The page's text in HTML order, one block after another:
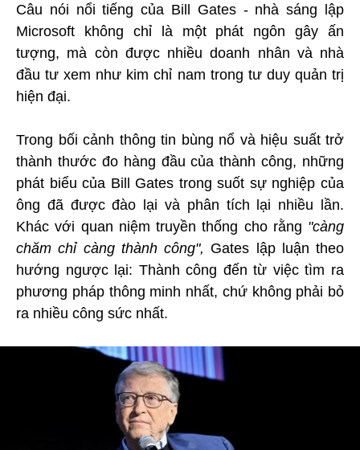
Câu nói nổi tiếng của Bill Gates - nhà sáng lập
Microsoft không chỉ là một phát ngôn gây ấn
tượng, mà còn được nhiều doanh nhân và nhà
đầu tư xem như kim chỉ nam trong tư duy quản trị
hiện đại.
Trong bối cảnh thông tin bùng nổ và hiệu suất trở
thành thước đo hàng đầu của thành công, những
phát biểu của Bill Gates trong suốt sự nghiệp của
ông đã được đào lại và phân tích lại nhiều lần.
Khác với quan niệm truyền thống cho rằng "càng
chăm chỉ càng thành công", Gates lập luận theo
hướng ngược lại: Thành công đến từ việc tìm ra
phương pháp thông minh nhất, chứ không phải bỏ
ra nhiều công sức nhất.